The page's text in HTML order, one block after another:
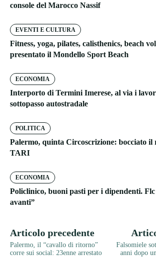
console del Marocco Nassif
EVENTI E CULTURA
Fitness, yoga, pilates, calisthenics, beach
presentato il Mondello Sport Beach
ECONOMIA
Interporto di Termini Imerese, al via i
sottopasso autostradale
POLITICA
Palermo, quinta Circoscrizione: bocciato il
TARI
ECONOMIA
Policlinico, buoni pasti per i dipendenti.
avanti”
Articolo precedente
Palermo, il “cavallo di ritorno”
corre sui social: 23enne arrestato
Falsomiele
anni dopo